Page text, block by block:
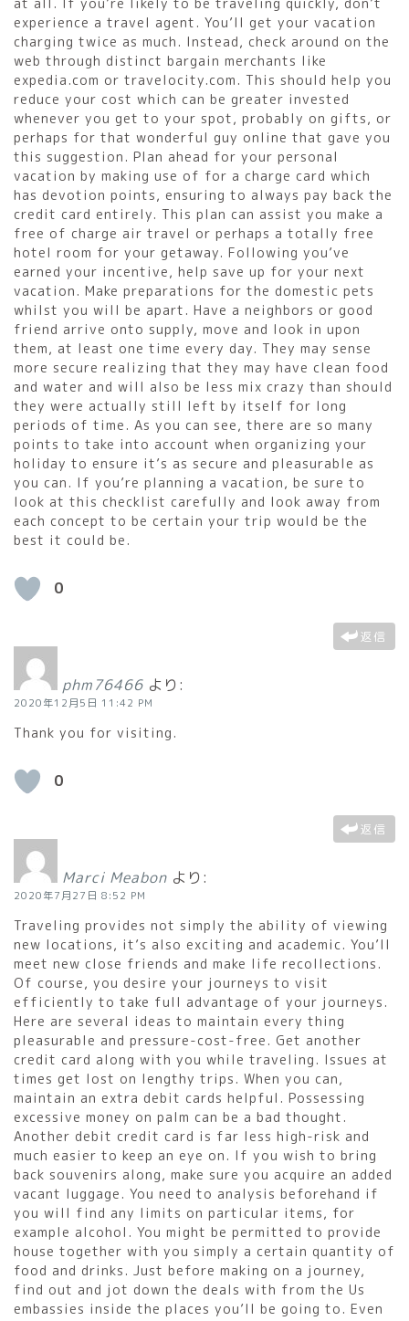
at all. If you’re likely to be traveling quickly, don’t
experience a travel agent. You’ll get your vacation
charging twice as much. Instead, check around on the
web through distinct bargain merchants like
expedia.com or travelocity.com. This should help you
reduce your cost which can be greater invested
whenever you get to your spot, probably on gifts, or
perhaps for that wonderful guy online that gave you
this suggestion. Plan ahead for your personal
vacation by making use of for a charge card which
has devotion points, ensuring to always pay back the
credit card entirely. This plan can assist you make a
free of charge air travel or perhaps a totally free
hotel room for your getaway. Following you’ve
earned your incentive, help save up for your next
vacation. Make preparations for the domestic pets
whilst you will be apart. Have a neighbors or good
friend arrive onto supply, move and look in upon
them, at least one time every day. They may sense
more secure realizing that they may have clean food
and water and will also be less mix crazy than should
they were actually still left by itself for long
periods of time. As you can see, there are so many
points to take into account when organizing your
holiday to ensure it’s as secure and pleasurable as
you can. If you’re planning a vacation, be sure to
look at this checklist carefully and look away from
each concept to be certain your trip would be the
best it could be.
0
返信
phm76466 より:
2020年12月5日 11:42 PM
Thank you for visiting.
0
返信
Marci Meabon より:
2020年7月27日 8:52 PM
Traveling provides not simply the ability of viewing
new locations, it’s also exciting and academic. You’ll
meet new close friends and make life recollections.
Of course, you desire your journeys to visit
efficiently to take full advantage of your journeys.
Here are several ideas to maintain every thing
pleasurable and pressure-cost-free. Get another
credit card along with you while traveling. Issues at
times get lost on lengthy trips. When you can,
maintain an extra debit cards helpful. Possessing
excessive money on palm can be a bad thought.
Another debit credit card is far less high-risk and
much easier to keep an eye on. If you wish to bring
back souvenirs along, make sure you acquire an added
vacant luggage. You need to analysis beforehand if
you will find any limits on particular items, for
example alcohol. You might be permitted to provide
house together with you simply a certain quantity of
food and drinks. Just before making on a journey,
find out and jot down the deals with from the Us
embassies inside the places you’ll be going to. Even